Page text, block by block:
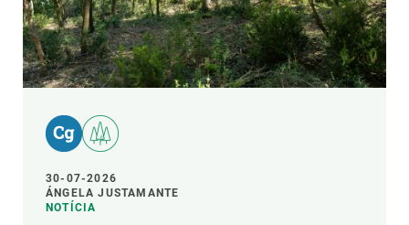
30-07-2026
ÁNGELA JUSTAMANTE
NOTÍCIA